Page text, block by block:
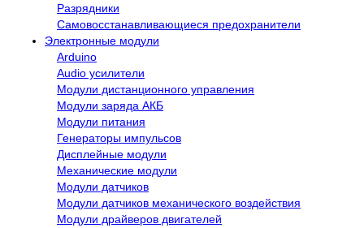
Разрядники
Самовосстанавливающиеся предохранители
Электронные модули
Arduino
Audio усилители
Модули дистанционного управления
Модули заряда АКБ
Модули питания
Генераторы импульсов
Дисплейные модули
Механические модули
Модули датчиков
Модули датчиков механического воздействия
Модули драйверов двигателей